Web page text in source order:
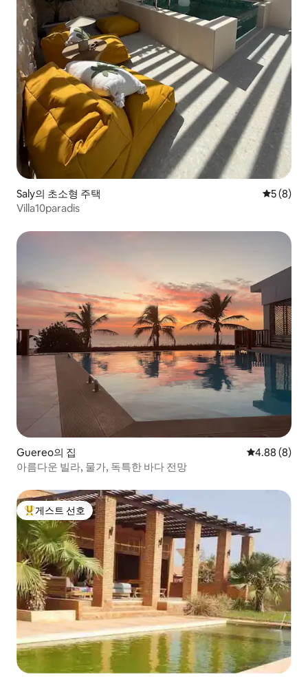
Saly의 초소형 주택 평점 5점
5 (8)
Villa10paradis
Guereo의 집 평점 4.88점
4.88 (8)
아름다운 빌라, 물가, 독특한 바다 전망
상위 게스트 선호
게스트 선호